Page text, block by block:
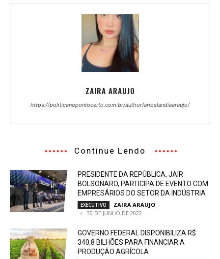
ZAIRA ARAUJO
https://politicanopontocerto.com.br/author/arioslandiaaraujo/
Continue Lendo
PRESIDENTE DA REPÚBLICA, JAIR
BOLSONARO, PARTICIPA DE EVENTO COM
EMPRESÁRIOS DO SETOR DA INDÚSTRIA
EXECUTIVO ZAIRA ARAUJO -
30 DE JUNHO DE 2022
GOVERNO FEDERAL DISPONIBILIZA R$
340,8 BILHÕES PARA FINANCIAR A
PRODUÇÃO AGRÍCOLA